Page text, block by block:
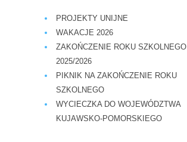
PROJEKTY UNIJNE
WAKACJE 2026
ZAKOŃCZENIE ROKU SZKOLNEGO
2025/2026
PIKNIK NA ZAKOŃCZENIE ROKU
SZKOLNEGO
WYCIECZKA DO WOJEWÓDZTWA
KUJAWSKO-POMORSKIEGO